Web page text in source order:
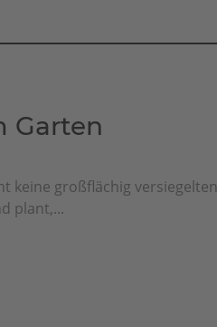
Garten
keine großflächig versiegelten
plant,...